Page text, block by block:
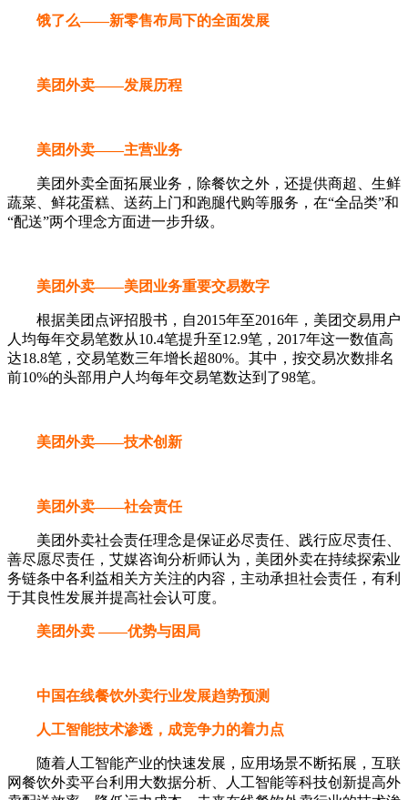
饿了么——新零售布局下的全面发展
美团外卖——发展历程
美团外卖——主营业务
美团外卖全面拓展业务，除餐饮之外，还提供商超、生鲜
蔬菜、鲜花蛋糕、送药上门和跑腿代购等服务，在“全品类”和
“配送”两个理念方面进一步升级。
美团外卖——美团业务重要交易数字
根据美团点评招股书，自2015年至2016年，美团交易用户
人均每年交易笔数从10.4笔提升至12.9笔，2017年这一数值高
达18.8笔，交易笔数三年增长超80%。其中，按交易次数排名
前10%的头部用户人均每年交易笔数达到了98笔。
美团外卖——技术创新
美团外卖——社会责任
美团外卖社会责任理念是保证必尽责任、践行应尽责任、
善尽愿尽责任，艾媒咨询分析师认为，美团外卖在持续探索业
务链条中各利益相关方关注的内容，主动承担社会责任，有利
于其良性发展并提高社会认可度。
美团外卖 ——优势与困局
中国在线餐饮外卖行业发展趋势预测
人工智能技术渗透，成竞争力的着力点
随着人工智能产业的快速发展，应用场景不断拓展，互联
网餐饮外卖平台利用大数据分析、人工智能等科技创新提高外